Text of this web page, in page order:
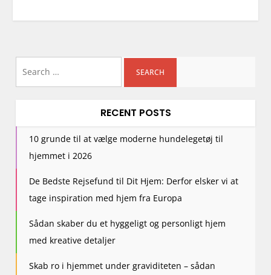
RECENT POSTS
10 grunde til at vælge moderne hundelegetøj til
hjemmet i 2026
De Bedste Rejsefund til Dit Hjem: Derfor elsker vi at
tage inspiration med hjem fra Europa
Sådan skaber du et hyggeligt og personligt hjem
med kreative detaljer
Skab ro i hjemmet under graviditeten – sådan